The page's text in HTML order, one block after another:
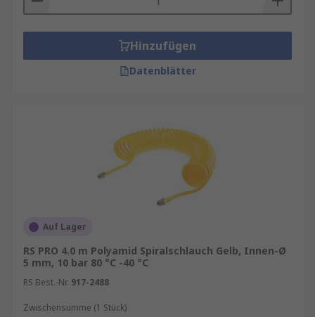
Hinzufügen
Datenblätter
Auf Lager
RS PRO 4.0 m Polyamid Spiralschlauch Gelb, Innen-Ø
5 mm, 10 bar 80 °C -40 °C
RS Best.-Nr. 917-2488
Zwischensumme (1 Stück)